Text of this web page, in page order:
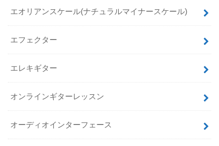
エオリアンスケール(ナチュラルマイナースケール)
エフェクター
エレキギター
オンラインギターレッスン
オーディオインターフェース